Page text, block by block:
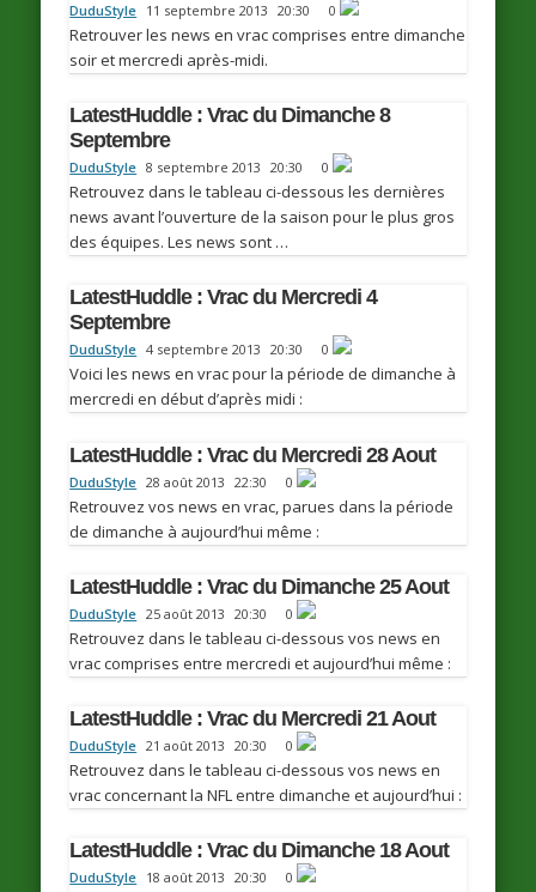
DuduStyle 11 septembre 2013 20:30 0
Retrouver les news en vrac comprises entre dimanche
soir et mercredi après-midi.
LatestHuddle : Vrac du Dimanche 8
Septembre
DuduStyle 8 septembre 2013 20:30 0
Retrouvez dans le tableau ci-dessous les dernières
news avant l’ouverture de la saison pour le plus gros
des équipes. Les news sont …
LatestHuddle : Vrac du Mercredi 4
Septembre
DuduStyle 4 septembre 2013 20:30 0
Voici les news en vrac pour la période de dimanche à
mercredi en début d’après midi :
LatestHuddle : Vrac du Mercredi 28 Aout
DuduStyle 28 août 2013 22:30 0
Retrouvez vos news en vrac, parues dans la période
de dimanche à aujourd’hui même :
LatestHuddle : Vrac du Dimanche 25 Aout
DuduStyle 25 août 2013 20:30 0
Retrouvez dans le tableau ci-dessous vos news en
vrac comprises entre mercredi et aujourd’hui même :
LatestHuddle : Vrac du Mercredi 21 Aout
DuduStyle 21 août 2013 20:30 0
Retrouvez dans le tableau ci-dessous vos news en
vrac concernant la NFL entre dimanche et aujourd’hui :
LatestHuddle : Vrac du Dimanche 18 Aout
DuduStyle 18 août 2013 20:30 0